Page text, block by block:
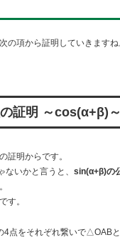
の項から証明していきますね
証明 ～cos(α+β)～
証明からです。
いかと言うと、 sin(α+β)の
。
す。
4点をそれぞれ繋いで△OAB